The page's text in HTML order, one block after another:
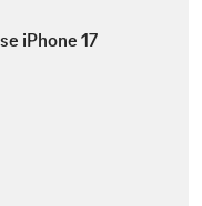
iPhone 17